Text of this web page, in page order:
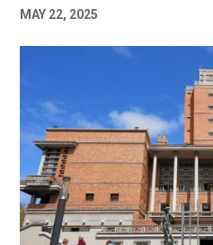
MAY 22, 2025